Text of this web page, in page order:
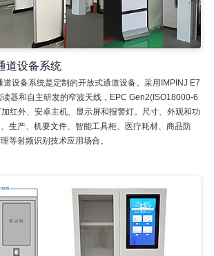
道设备系统
道设备系统是定制的开放式通道设备。采用IMPINJ E7
器和自主研发的窄波天线，EPC Gen2(ISO18000-6
红外、安卓主机、显示屏和报警灯。尺寸、外观和功
生产、机要文件、智能工具柜、医疗耗材、商品防
等射频识别技术应用场合。